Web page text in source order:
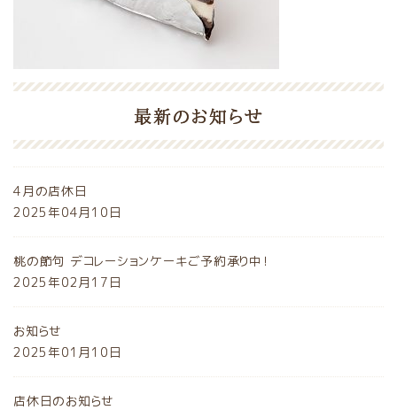
最新のお知らせ
4月の店休日
2025年04月10日
桃の節句 デコレーションケーキご予約承り中！
2025年02月17日
お知らせ
2025年01月10日
店休日のお知らせ